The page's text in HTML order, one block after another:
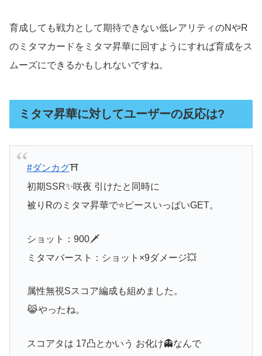
育成しても戦力として期待できない低レアリティのNやR
のミタマカードをミタマ昇華に回すようにすれば育成をス
ムーズにできるかもしれないですね。
ミタマ昇華に対してユーザーの反応は?
#ダンカグ⛩
初期SSR✨咲夜 引けたと同時に
被りRのミタマ昇華で⭐️ピースいっぱいGET。
ショット：900🗡
ミタマバースト：ショット×9ダメージ💥
属性無視Sスコア編成も組めました。
😹やったね。
スコアタは 17凸とかいう お化け👻なんで